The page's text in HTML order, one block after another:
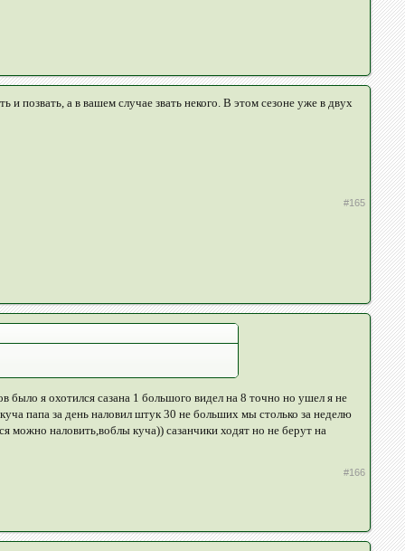
позвать, а в вашем случае звать некого. В этом сезоне уже в двух
#165
было я охотился сазана 1 большого видел на 8 точно но ушел я не
папа за день наловил штук 30 не больших мы столько за неделю
можно наловить,воблы куча)) сазанчики ходят но не берут на
#166